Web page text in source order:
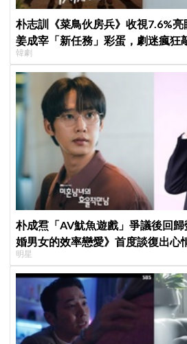
朴志訓《菜鳥伙房兵》收視7.6%
姜成宰「新任務」彩蛋，劇迷瘋狂
韓劇
朴成焄「AV魷魚遊戲」爭議後回
婚男女的效率戀愛》首度談復出心
明星